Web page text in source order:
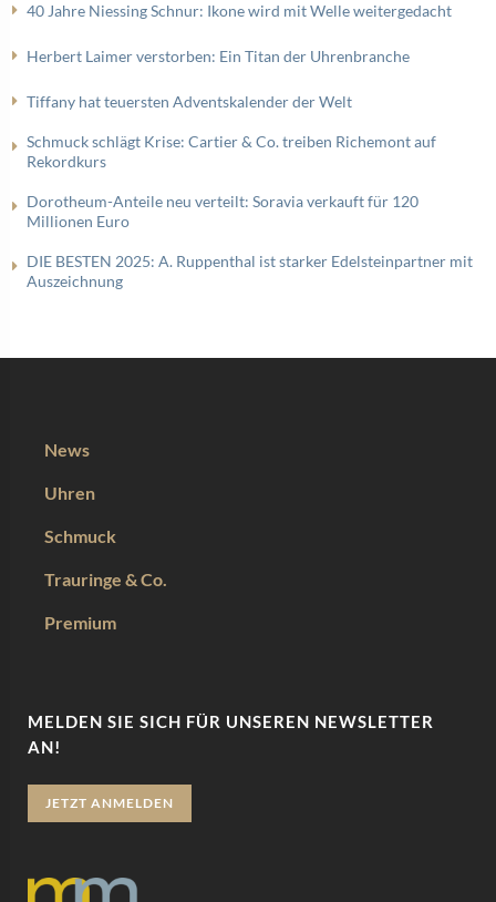
40 Jahre Niessing Schnur: Ikone wird mit Welle weitergedacht
Herbert Laimer verstorben: Ein Titan der Uhrenbranche
Tiffany hat teuersten Adventskalender der Welt
Schmuck schlägt Krise: Cartier & Co. treiben Richemont auf
Rekordkurs
Dorotheum-Anteile neu verteilt: Soravia verkauft für 120
Millionen Euro
DIE BESTEN 2025: A. Ruppenthal ist starker Edelsteinpartner mit
Auszeichnung
News
Uhren
Schmuck
Trauringe & Co.
Premium
MELDEN SIE SICH FÜR UNSEREN NEWSLETTER
AN!
JETZT ANMELDEN